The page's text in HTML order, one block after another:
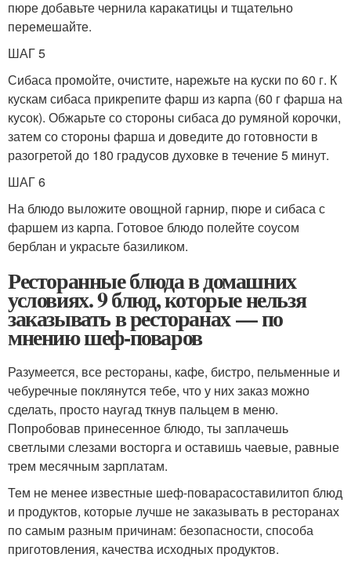
пюре добавьте чернила каракатицы и тщательно
перемешайте.
ШАГ 5
Сибаса промойте, очистите, нарежьте на куски по 60 г. К
кускам сибаса прикрепите фарш из карпа (60 г фарша на
кусок). Обжарьте со стороны сибаса до румяной корочки,
затем со стороны фарша и доведите до готовности в
разогретой до 180 градусов духовке в течение 5 минут.
ШАГ 6
На блюдо выложите овощной гарнир, пюре и сибаса с
фаршем из карпа. Готовое блюдо полейте соусом
берблан и украсьте базиликом.
Ресторанные блюда в домашних
условиях. 9 блюд, которые нельзя
заказывать в ресторанах — по
мнению шеф-поваров
Разумеется, все рестораны, кафе, бистро, пельменные и
чебуречные поклянутся тебе, что у них заказ можно
сделать, просто наугад ткнув пальцем в меню.
Попробовав принесенное блюдо, ты заплачешь
светлыми слезами восторга и оставишь чаевые, равные
трем месячным зарплатам.
Тем не менее известные шеф-поварасоставилитоп блюд
и продуктов, которые лучше не заказывать в ресторанах
по самым разным причинам: безопасности, способа
приготовления, качества исходных продуктов.